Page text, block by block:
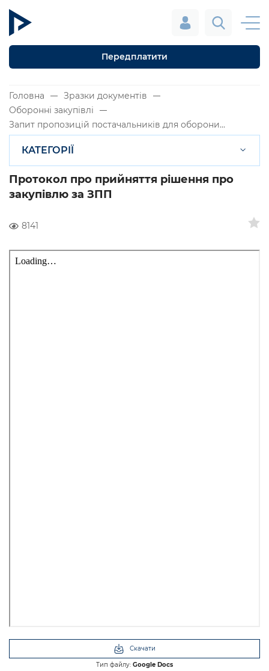
Передплатити
Головна
Зразки документів
Оборонні закупівлі
Запит пропозицій постачальників для оборони...
КАТЕГОРІЇ
Протокол про прийняття рішення про
закупівлю за ЗПП
8141
Скачати
Тип файлу: Google Docs